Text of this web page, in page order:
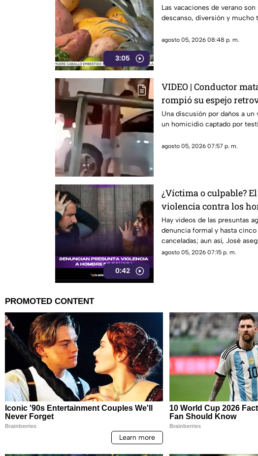
3:05
Las vacaciones de verano
descanso, diversión y mucho
agosto 05, 2026 08:48 p. m.
VIDEO | Conductor
rompió su espejo
Una discusión por daños a
un homicidio captado por
agosto 05, 2026 07:57 p. m.
0:42
¿Víctima o culpable?
violencia contra los
que está generando
redes sociales
Hay videos de las presuntas
denuncia formal y hasta
canceladas; aun así, José
sigue sin llegar.
agosto 05, 2026 07:15 p. m.